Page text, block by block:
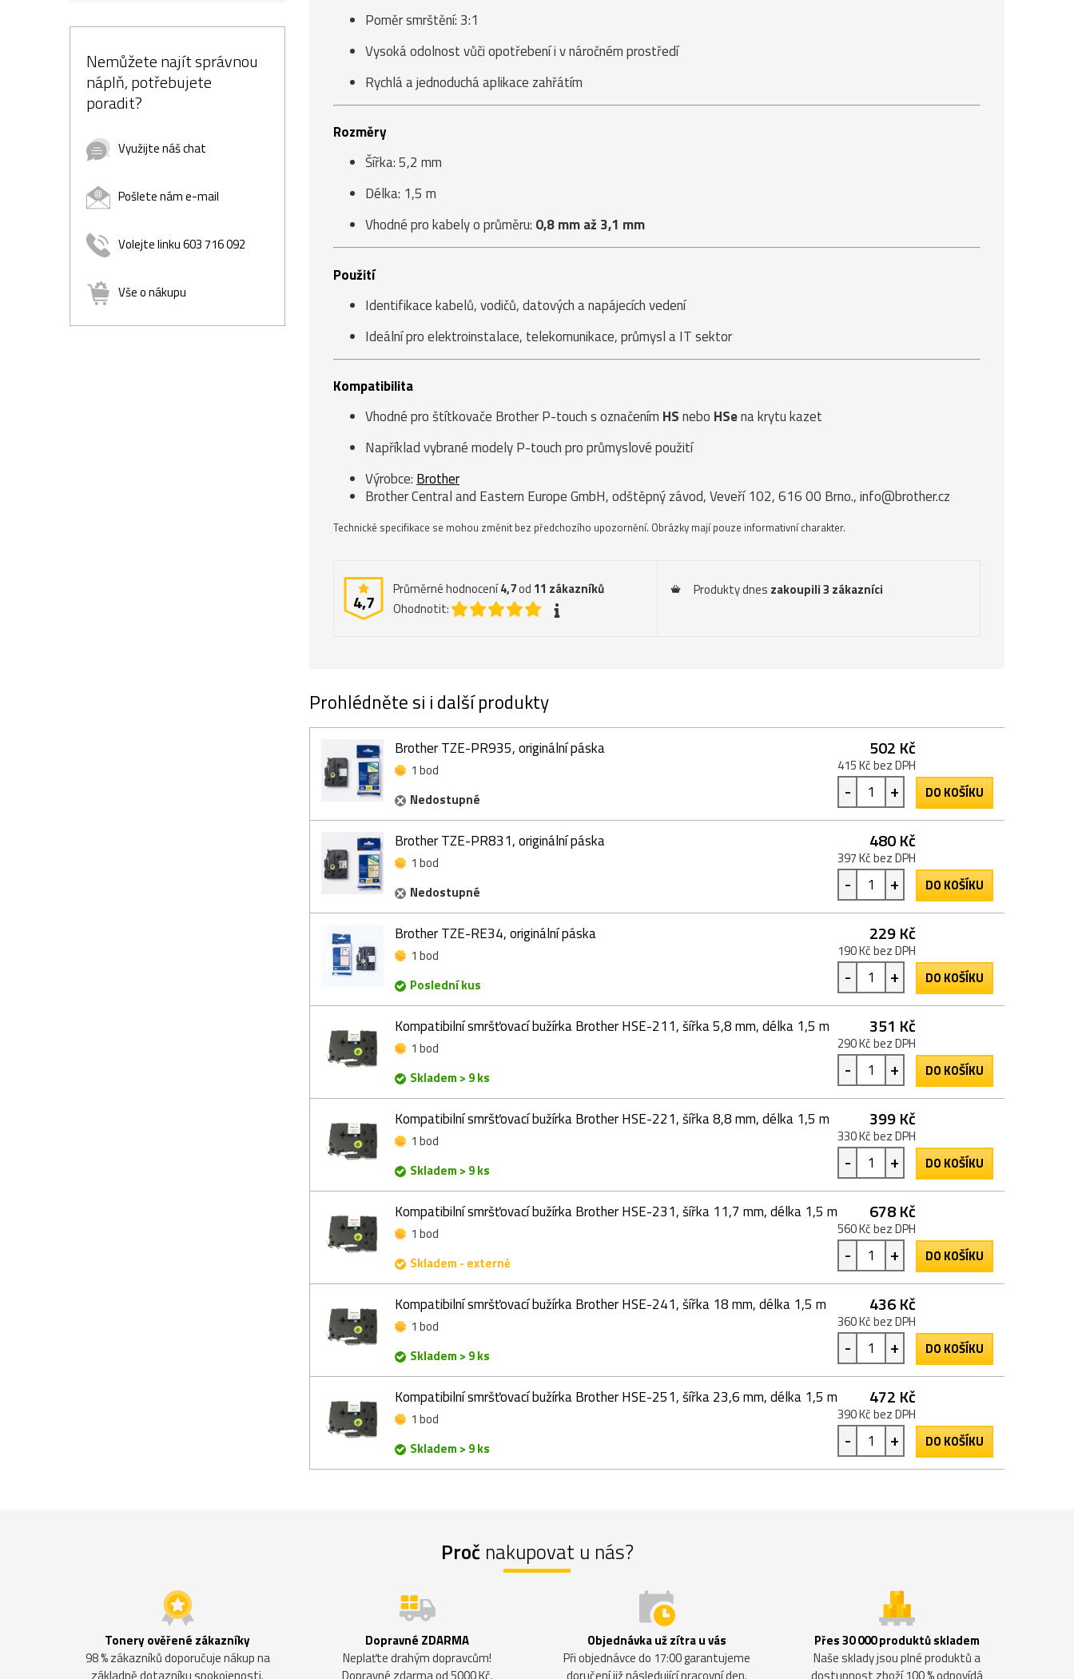
Nemůžete najít správnou
náplň, potřebujete
poradit?
Využijte náš chat
Pošlete nám e-mail
Volejte linku 603 716 092
Vše o nákupu
Poměr smrštění: 3:1
Vysoká odolnost vůči opotřebení i v náročném prostředí
Rychlá a jednoduchá aplikace zahřátím
Rozměry
Šířka: 5,2 mm
Délka: 1,5 m
Vhodné pro kabely o průměru: 0,8 mm až 3,1 mm
Použití
Identifikace kabelů, vodičů, datových a napájecích vedení
Ideální pro elektroinstalace, telekomunikace, průmysl a IT sektor
Kompatibilita
Vhodné pro štítkovače Brother P-touch s označením HSnebo HSena krytu kazet
Například vybrané modely P-touch pro průmyslové použití
Výrobce:Brother
Brother Central and Eastern Europe GmbH, odštěpný závod, Veveří 102, 616 00 Brno., info@brother.cz
Technické specifikace se mohou změnit bez předchozího upozornění. Obrázky mají pouze informativní charakter.
4,7
Průměrné hodnocení4,7od 11 zákazníků
Ohodnotit:
Produkty dnes zakoupili 3 zákazníci
Prohlédněte si i další produkty
Brother TZE-PR935, originální páska
1 bod
Nedostupné
502 Kč
415 Kč bez DPH
- + DO KOŠÍKU
Brother TZE-PR831, originální páska
1 bod
Nedostupné
480 Kč
397 Kč bez DPH
- + DO KOŠÍKU
Brother TZE-RE34, originální páska
1 bod
Poslední kus
229 Kč
190 Kč bez DPH
- + DO KOŠÍKU
Kompatibilní smršťovací bužírka Brother HSE-211, šířka 5,8 mm, délka 1,5 m
1 bod
Skladem > 9 ks
351 Kč
290 Kč bez DPH
- + DO KOŠÍKU
Kompatibilní smršťovací bužírka Brother HSE-221, šířka 8,8 mm, délka 1,5 m
1 bod
Skladem > 9 ks
399 Kč
330 Kč bez DPH
- + DO KOŠÍKU
Kompatibilní smršťovací bužírka Brother HSE-231, šířka 11,7 mm, délka 1,5 m
1 bod
Skladem - externě
678 Kč
560 Kč bez DPH
- + DO KOŠÍKU
Kompatibilní smršťovací bužírka Brother HSE-241, šířka 18 mm, délka 1,5 m
1 bod
Skladem > 9 ks
436 Kč
360 Kč bez DPH
- + DO KOŠÍKU
Kompatibilní smršťovací bužírka Brother HSE-251, šířka 23,6 mm, délka 1,5 m
1 bod
Skladem > 9 ks
472 Kč
390 Kč bez DPH
- + DO KOŠÍKU
Proč nakupovat u nás?
Tonery ověřené zákazníky
98 % zákazníků doporučuje nákup na
Dopravné ZDARMA
Neplaťte drahým dopravcům!
Objednávka už zítra u vás
Při objednávce do 17:00 garantujeme
Přes 30 000 produktů skladem
Naše sklady jsou plné produktů a